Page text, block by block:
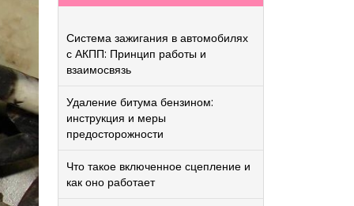
Система зажигания в автомобилях
с АКПП: Принцип работы и
взаимосвязь
Удаление битума бензином:
инструкция и меры
предосторожности
Что такое включенное сцепление и
как оно работает